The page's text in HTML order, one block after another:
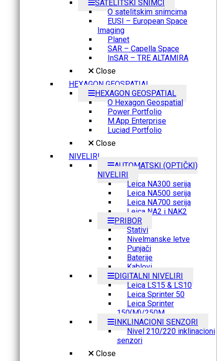
SATELITSKI SNIMCI
O satelitskim snimcima
EUSI – European Space
Imaging
Planet
SAR – Capella Space
InSAR – TRE ALTAMIRA
Close
HEXAGON GEOSPATIAL
HEXAGON GEOSPATIAL
O Hexagon Geospatial
Power Portfolio
M.App Enterprise
Luciad Portfolio
Close
NIVELIRI
AUTOMATSKI (OPTIČKI)
NIVELIRI
Leica NA300 serija
Leica NA500 serija
Leica NA700 serija
Leica NA2 i NAK2
PRIBOR
Stativi
Nivelmanske letve
Punjači
Baterije
Kablovi
DIGITALNI NIVELIRI
Leica LS15 & LS10
Leica Sprinter 50
Leica Sprinter
150(M)/250M
INKLINACIONI SENZORI
Nivel 210/220 inklinacioni
senzori
Close